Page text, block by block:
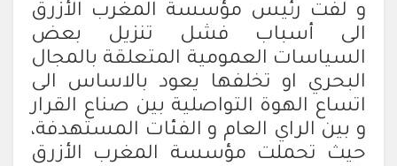
و لفت رئيس مؤسسة المغرب الأزرق
الى أسباب فشل تنزيل بعض
السياسات العمومية المتعلقة بالمجال
البحري او تخلفها يعود بالاساس الى
اتساع الهوة التواصلية بين صناع القرار
و بين الراي العام و الفئات المستهدفة،
حيث تحملت مؤسسة المغرب الأزرق